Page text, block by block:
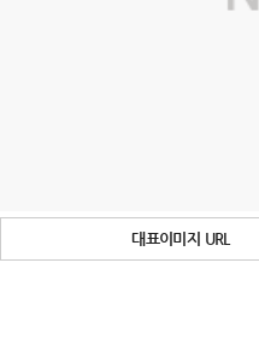
대표이미지 URL